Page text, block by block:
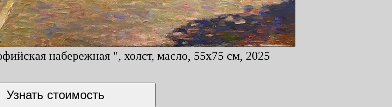
набережная ", холст, масло, 55x75 см, 2025